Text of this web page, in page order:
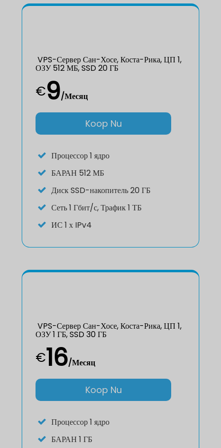
VPS-Сервер Сан-Хосе, Коста-Рика, ЦП 1,
ОЗУ 512 МБ, SSD 20 ГБ
€9/Месяц
Koop Nu
Процессор1 ядро
БАРАН 512 МБ
ДискSSD-накопитель 20 ГБ
Сеть1 Гбит/с, Трафик 1 ТБ
ИС 1 х IPv4
VPS-Сервер Сан-Хосе, Коста-Рика, ЦП 1,
ОЗУ 1 ГБ, SSD 30 ГБ
€16/Месяц
Koop Nu
Процессор1 ядро
БАРАН 1 ГБ